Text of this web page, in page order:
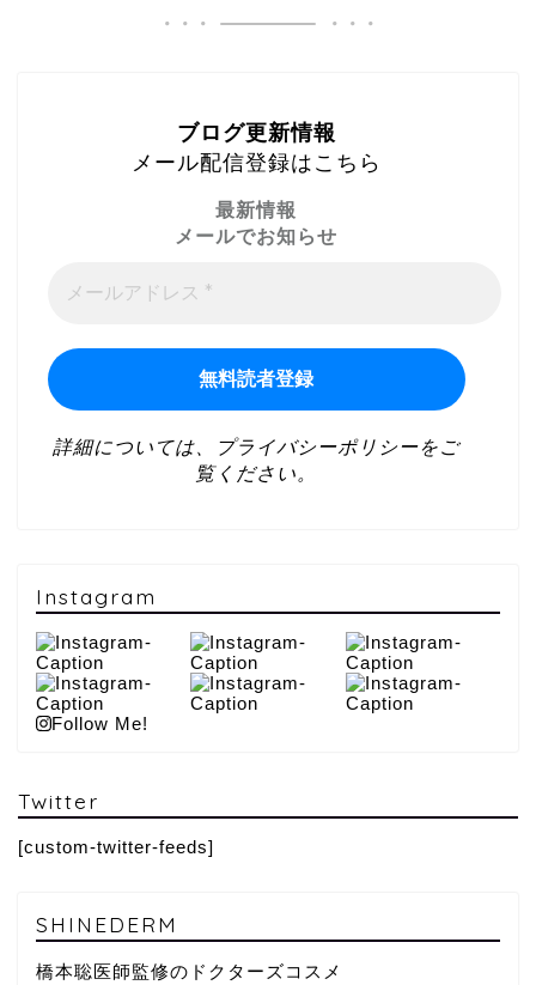
ブログ更新情報
メール配信登録はこちら
最新情報
メールでお知らせ
詳細については、 プライバシーポリシーをご
覧ください。
Instagram
Follow Me!
Twitter
[custom-twitter-feeds]
SHINEDERM
橋本聡医師監修のドクターズコスメ